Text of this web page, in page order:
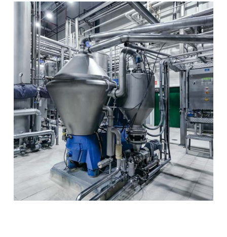
EN NL
FR EN-US
DE IT
ES PT-PT
PL SK
KO CN